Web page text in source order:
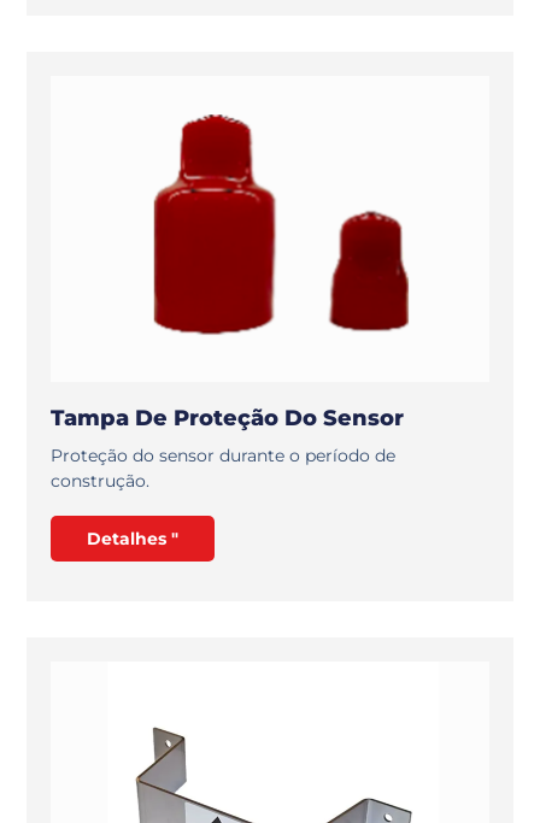
Tampa De Proteção Do Sensor
Proteção do sensor durante o período de
construção.
Detalhes "